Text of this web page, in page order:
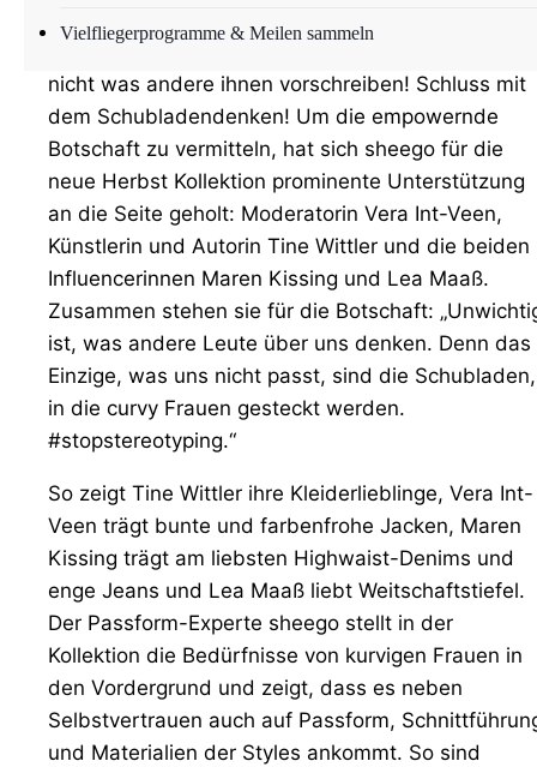
Vielfliegerprogramme & Meilen sammeln
curvy Frauen können das tragen, was ihnen
nicht was andere ihnen vorschreiben! Schluss mit
dem Schubladendenken! Um die empowernde
Botschaft zu vermitteln, hat sich sheego für die
neue Herbst Kollektion prominente Unterstützung
an die Seite geholt: Moderatorin Vera Int-Veen,
Künstlerin und Autorin Tine Wittler und die beiden
Influencerinnen Maren Kissing und Lea Maaß.
Zusammen stehen sie für die Botschaft:
ist, was andere Leute über uns denken. Denn das
Einzige, was uns nicht passt, sind die Schubladen,
in die curvy Frauen gesteckt werden.
#stopstereotyping.“
So zeigt Tine Wittler ihre Kleiderlieblinge, Vera Int-
Veen trägt bunte und farbenfrohe Jacken, Maren
Kissing trägt am liebsten Highwaist-Denims und
enge Jeans und Lea Maaß liebt Weitschaftstiefel.
Der Passform-Experte sheego stellt in der
Kollektion die Bedürfnisse von kurvigen Frauen in
den Vordergrund und zeigt, dass es neben
Selbstvertrauen auch auf Passform,
und Materialien der Styles ankommt. So sind